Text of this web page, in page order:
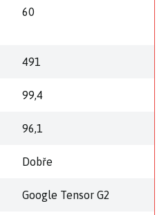
60
491
99,4
96,1
Dobře
Google Tensor G2